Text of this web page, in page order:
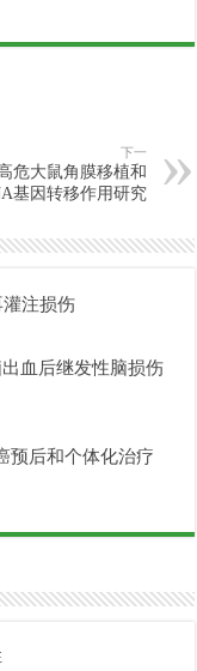
下一
危大鼠角膜移植和
基因转移作用研究
注损伤
血后继发性脑损伤
预后和个体化治疗